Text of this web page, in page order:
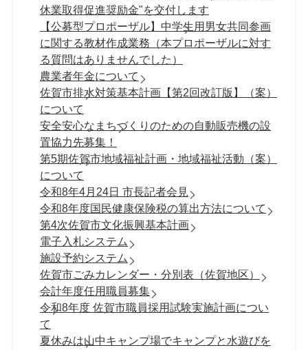
休業取得促進奨励金"を交付します
【公募型プロポーザル】中学生用男女共同参画
に関する教材作成業務（本プロポーザルに対す
る質問はありませんでした）
農業者年金について
佐賀市排水対策基本計画【第2回改訂版】（案）
について
安全安心なまちづくりのための自動販売機の設
置協力先募集！
第5期佐賀市地域福祉計画・地域福祉活動（案）
について
令和8年4月24日 市長記者会見
令和8年度国民健康保険税の算出方法について
第4次佐賀市文化振興基本計画
電子入札システム
施設予約システム
佐賀市ごみカレンダー・分別表（佐賀地区）
会計年度任用職員募集
令和8年度 佐賀市職員採⽤試験実施計画につい
て
夏休みは山中キャンプ場でキャンプと水遊びを